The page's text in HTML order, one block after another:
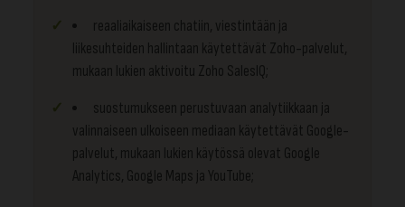
reaaliaikaiseen chatiin, viestintään ja
liikesuhteiden hallintaan käytettävät Zoho-palvelut,
mukaan lukien aktivoitu Zoho SalesIQ;
suostumukseen perustuvaan analytiikkaan ja
valinnaiseen ulkoiseen mediaan käytettävät Google-
palvelut, mukaan lukien käytössä olevat Google
Analytics, Google Maps ja YouTube;